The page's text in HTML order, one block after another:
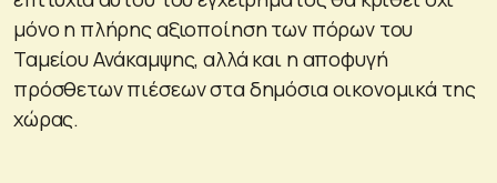
μόνο η πλήρης αξιοποίηση των πόρων του
Ταμείου Ανάκαμψης, αλλά και η αποφυγή
πρόσθετων πιέσεων στα δημόσια οικονομικά της
χώρας.